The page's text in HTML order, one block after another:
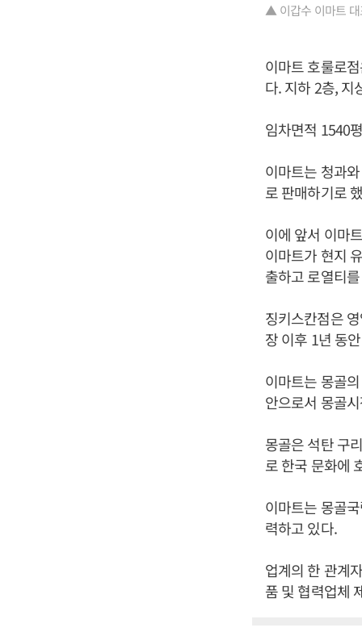
▲ 이갑수 이마트 대
이마트 호룰로
다. 지하 2층, 지
임차면적 1540
이마트는 청과
로 판매하기로
이에 앞서 이마
이마트가 현지
출하고 로열티
징키스칸점은
장 이후 1년 동
이마트는 몽골
안으로서 몽골
몽골은 석탄 구
로 한국 문화에
이마트는 몽골
력하고 있다.
업계의 한 관계
품 및 협력업체